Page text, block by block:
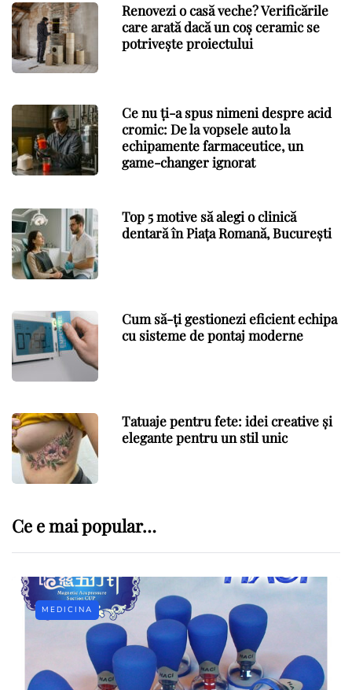
Renovezi o casă veche? Verificările
care arată dacă un coș ceramic se
potrivește proiectului
Ce nu ți-a spus nimeni despre acid
cromic: De la vopsele auto la
echipamente farmaceutice, un
game-changer ignorat
Top 5 motive să alegi o clinică
dentară în Piața Romană, București
Cum să-ți gestionezi eficient echipa
cu sisteme de pontaj moderne
Tatuaje pentru fete: idei creative și
elegante pentru un stil unic
Ce e mai popular…
MEDICINA